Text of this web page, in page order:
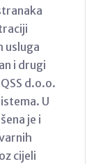
usluga
i drugi
d.o.o.
U
je i
cijeli